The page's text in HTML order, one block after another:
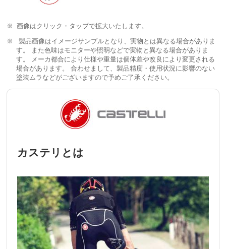
画像はクリック・タップで拡大いたします。
製品画像はイメージサンプルとなり、実物とは異なる場合がありま
す。 また色味はモニターや照明などで実物と異なる場合がありま
す。 メーカ都合により仕様や重量は個体差や改良により変更される
場合があります。 合わせまして、製品精度・使用状況に影響のない
塗装ムラなどがございますので予めご了承ください。
カステリとは